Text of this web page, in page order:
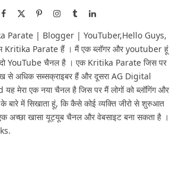
Facebook PinterestInstagram
TumblrLinkedIn
Parate | Blogger | YouTuber,Hello Guys,
Kritika Parate हैं । मैं एक ब्लॉगर और youtuber हूं
दो YouTube चैनल है । एक Kritika Parate जिस पर
से अधिक सब्सक्राइबर हैं और दूसरा AG Digital
मेरा एक नया चैनल है जिस पर मैं लोगों को ब्लॉगिंग और
बारे में सिखाता हूं, कि कैसे कोई व्यक्ति जीरो से शुरुआत
अच्छा खासा यूट्यूब चैनल और वेबसाइट बना सकता है ।